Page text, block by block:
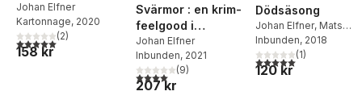
Johan Elfner
Kartonnage, 2020
5,0utav 5 stjärnor. Totalt antal röster:
(2)
158 kr
Svärmor : en krim-
feelgood i
coronatider
Johan Elfner
Inbunden, 2021
4,0utav 5 stjärnor. Totalt antal röster:
(9)
207 kr
Dödsäsong
Johan Elfner, Mats
Dahlquist
Inbunden, 2018
5,0utav 5 stjärnor.
(1)
120 kr